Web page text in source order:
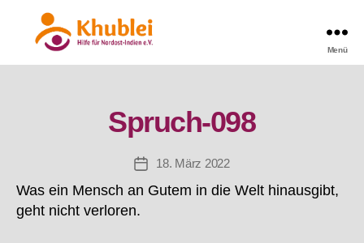
Khublei
Menü
Spruch-098
Beitragsdatum
18. März 2022
Was ein Mensch an Gutem in die Welt hinausgibt,
geht nicht verloren.